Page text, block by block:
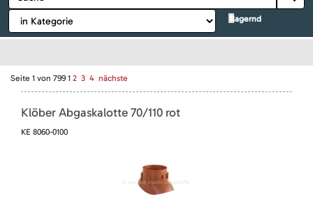
lagernd
Seite 1 von 799 1 2 3 4 nächste
Klöber Abgaskalotte 70/110 rot
KE 8060-0100